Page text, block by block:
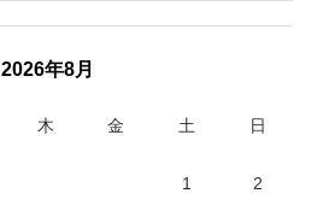
2026年8月
木 金 土 日
1 2